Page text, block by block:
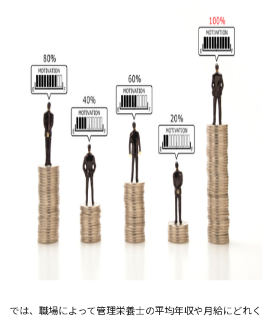
では、職場によって管理栄養士の平均年収や月給にどれく